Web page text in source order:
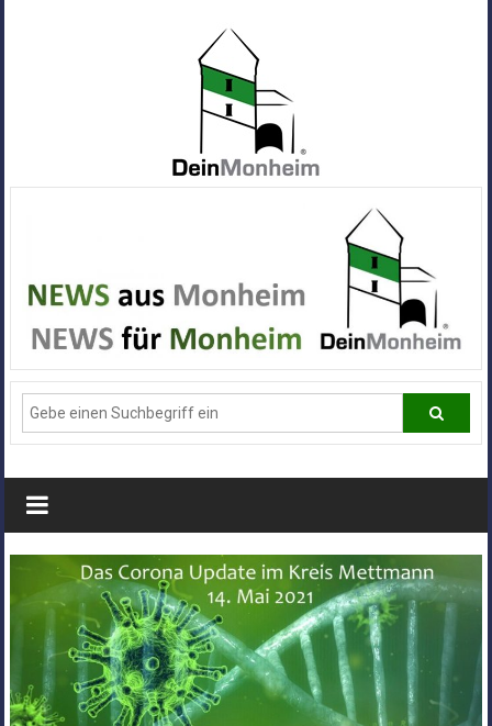
Alle
News
aus
Deiner
Stadt
Monheim